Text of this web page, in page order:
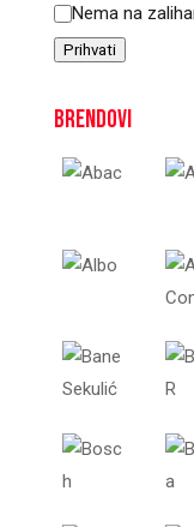
Nema na
Prihvati
Brendovi